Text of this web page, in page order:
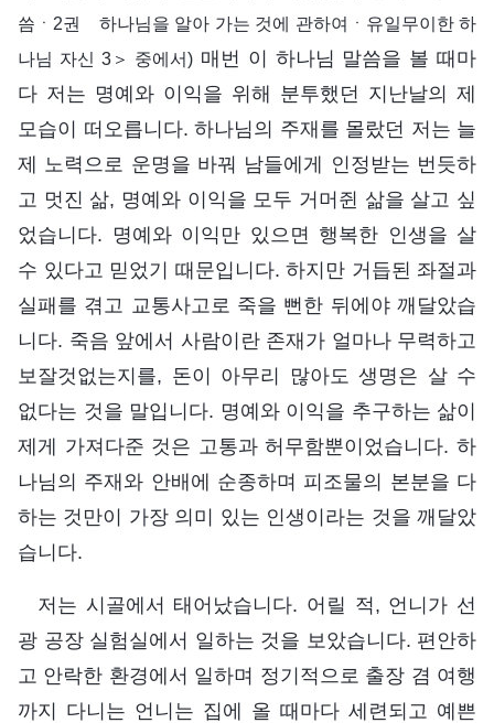
씀ㆍ2권 하나님을 알아 가는 것에 관하여ㆍ유일무이한 하
나님 자신 3＞ 중에서) 매번 이 하나님 말씀을 볼 때마
다 저는 명예와 이익을 위해 분투했던 지난날의 제
모습이 떠오릅니다. 하나님의 주재를 몰랐던 저는 늘
제 노력으로 운명을 바꿔 남들에게 인정받는 번듯하
고 멋진 삶, 명예와 이익을 모두 거머쥔 삶을 살고 싶
었습니다. 명예와 이익만 있으면 행복한 인생을 살
수 있다고 믿었기 때문입니다. 하지만 거듭된 좌절과
실패를 겪고 교통사고로 죽을 뻔한 뒤에야 깨달았습
니다. 죽음 앞에서 사람이란 존재가 얼마나 무력하고
보잘것없는지를, 돈이 아무리 많아도 생명은 살 수
없다는 것을 말입니다. 명예와 이익을 추구하는 삶이
제게 가져다준 것은 고통과 허무함뿐이었습니다. 하
나님의 주재와 안배에 순종하며 피조물의 본분을 다
하는 것만이 가장 의미 있는 인생이라는 것을 깨달았
습니다.
저는 시골에서 태어났습니다. 어릴 적, 언니가 선
광 공장 실험실에서 일하는 것을 보았습니다. 편안하
고 안락한 환경에서 일하며 정기적으로 출장 겸 여행
까지 다니는 언니는 집에 올 때마다 세련되고 예쁜